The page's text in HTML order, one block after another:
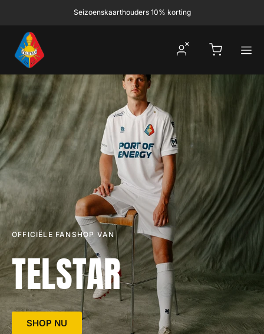
Seizoenskaarthouders 10% korting
Winkelwagen
OFFICIËLE FANSHOP VAN
TELSTAR
SHOP NU